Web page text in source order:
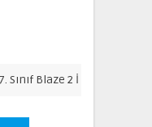
Blaze 2 İngilizce Ders Kitabı